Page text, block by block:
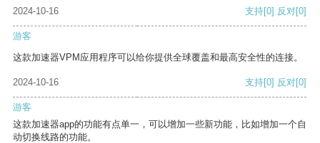
2024-10-16 支持[0] 反对[0]
游客
这款加速器VPM应用程序可以给你提供全球覆盖和最高安全性的连接。
2024-10-16 支持[0] 反对[0]
游客
这款加速器app的功能有点单一，可以增加一些新功能，比如增加一个自
动切换线路的功能。